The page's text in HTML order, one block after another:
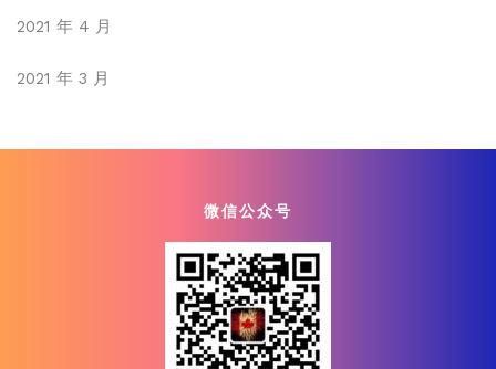
2021 年 4 月
2021 年 3 月
微信公众号